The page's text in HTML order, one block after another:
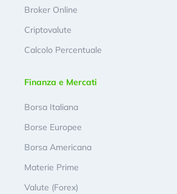
Broker Online
Criptovalute
Calcolo Percentuale
Finanza e Mercati
Borsa Italiana
Borse Europee
Borsa Americana
Materie Prime
Valute (Forex)